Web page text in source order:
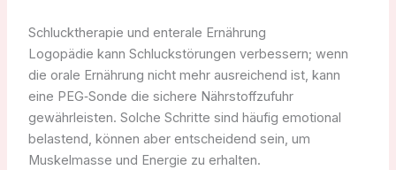
Schlucktherapie und enterale Ernährung
Logopädie kann Schluckstörungen verbessern; wenn
die orale Ernährung nicht mehr ausreichend ist, kann
eine PEG‑Sonde die sichere Nährstoffzufuhr
gewährleisten. Solche Schritte sind häufig emotional
belastend, können aber entscheidend sein, um
Muskelmasse und Energie zu erhalten.